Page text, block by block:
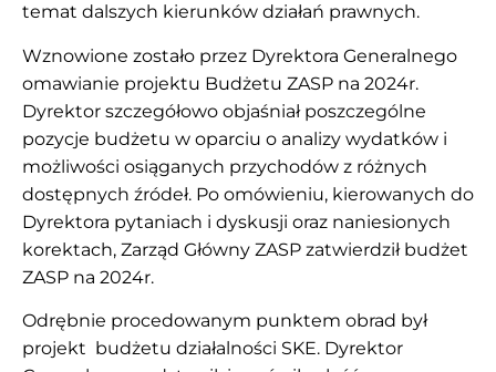
temat dalszych kierunków działań prawnych.
Wznowione zostało przez Dyrektora Generalnego
omawianie projektu Budżetu ZASP na 2024r.
Dyrektor szczegółowo objaśniał poszczególne
pozycje budżetu w oparciu o analizy wydatków i
możliwości osiąganych przychodów z różnych
dostępnych źródeł. Po omówieniu, kierowanych do
Dyrektora pytaniach i dyskusji oraz naniesionych
korektach, Zarząd Główny ZASP zatwierdził budżet
ZASP na 2024r.
Odrębnie procedowanym punktem obrad był
projekt budżetu działalności SKE. Dyrektor